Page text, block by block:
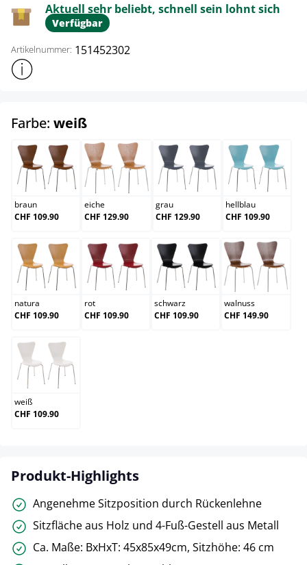
Aktuell sehr beliebt, schnell sein lohnt sich
Verfügbar
Artikelnummer: 151452302
Weitere Produktinformationen anzeigen
Farbe: weißauswählen
braun
braun
CHF 109.90
eiche
eiche
CHF 129.90
grau
grau
CHF 129.90
hellblau
hellblau
CHF 109.90
natura
natura
CHF 109.90
rot
rot
CHF 109.90
schwarz
schwarz
CHF 109.90
walnuss
walnuss
CHF 149.90
weiß
weiß
CHF 109.90
Produkt-Highlights
Angenehme Sitzposition durch Rückenlehne
Sitzfläche aus Holz und 4-Fuß-Gestell aus Metall
Ca. Maße: BxHxT: 45x85x49cm, Sitzhöhe: 46 cm